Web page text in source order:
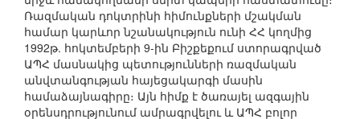
Ռազմական դոկտրինի հիմունքների մշակման
համար կարևոր նշանակություն ունի ՀՀ կողմից
1992թ. հոկտեմբերի 9-ին Բիշքեքում ստորագրված
ԱՊՀ մասնակից պետությունների ռազմական
անվտանգության հայեցակարգի մասին
համաձայնագիրը։ Այն հիմք է ծառայել ազգային
օրենսդրությունում ամրագրվելու և ԱՊՀ բոլոր